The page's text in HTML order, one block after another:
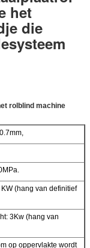
het
die
rolblind machine
(hang van definitief
3Kw (hang van
op oppervlakte wordt